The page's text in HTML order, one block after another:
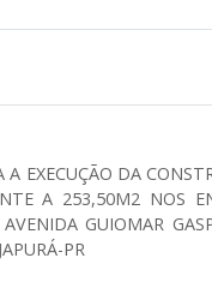
EXECUÇÃO DA
A 253,50M2 NOS
GUIOMAR
PR